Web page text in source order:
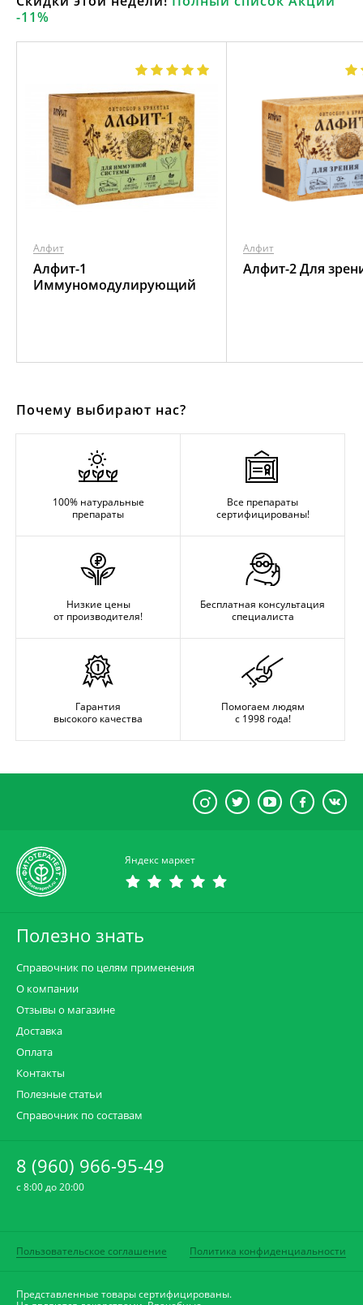
-11%
Алфит
Алфит-1
Иммуномодулирующий
Алфит
Алфит-2 Для
Почему выбирают нас?
100% натуральные
препараты
Все препараты
сертифицированы!
Низкие цены
от производителя!
Бесплатная консультация
специалиста
Гарантия
высокого качества
Помогаем людям
с 1998 года!
Яндекс маркет
Полезно знать
Справочник по целям применения
О компании
Отзывы о магазине
Доставка
Оплата
Контакты
Полезные статьи
Справочник по составам
8 (960) 966-95-49
c 8:00 до 20:00
Пользовательское соглашение Политика конфиденциальности
Представленные товары сертифицированы.